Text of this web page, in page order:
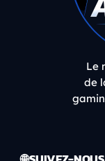
Le
de